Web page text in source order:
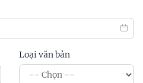
Loại văn bản